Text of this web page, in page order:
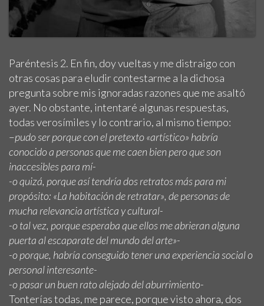
Paréntesis 2. En fin, doy vueltas y me distraigo con
otras cosas para eludir contestarme a la dichosa
pregunta sobre mis ignoradas razones que me asaltó
ayer. No obstante, intentaré algunas respuestas,
todas verosímiles y lo contrario, al mismo tiempo:
–pudo ser porque con el pretexto «artístico» habría
conocido a personas que me caen bien pero que son
inaccesibles para mí-
-o quizá, porque así tendría dos retratos más para mi
propósito: «La habitación de retratar», de personas de
mucha relevancia artística y cultural-
-o tal vez, porque esperaba que ellos me abrieran alguna
puerta al escaparate del mundo del arte»-
-o porque, habría conseguido tener una experiencia social o
personal interesante-
-o pasar un buen rato alejado del aburrimiento-
Tonterías todas, me parece, porque visto ahora, dos